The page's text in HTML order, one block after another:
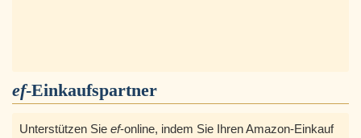
ef-Einkaufspartner
Unterstützen Sie ef-online, indem Sie Ihren Amazon-Einkauf